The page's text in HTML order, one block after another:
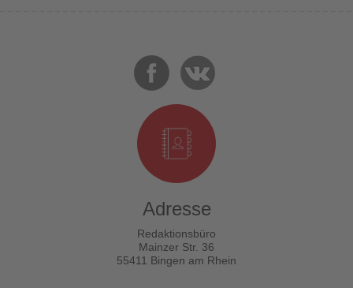
Adresse
Redaktionsbüro
Mainzer Str. 36
55411 Bingen am Rhein